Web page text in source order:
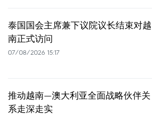
泰国国会主席兼下议院议长结束对越
南正式访问
07/08/2026 15:17
推动越南—澳大利亚全面战略伙伴关
系走深走实